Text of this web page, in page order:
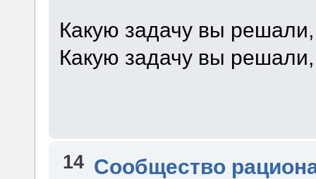
Какую задачу вы решали,
Какую задачу вы
14 Сообщество